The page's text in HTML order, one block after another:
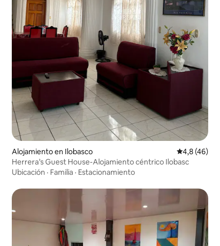
Alojamiento en Ilobasco Calificación
4,8 (46)
Herrera’s Guest House-Alojamiento céntrico Ilobasc
Ubicación · Familia · Estacionamiento